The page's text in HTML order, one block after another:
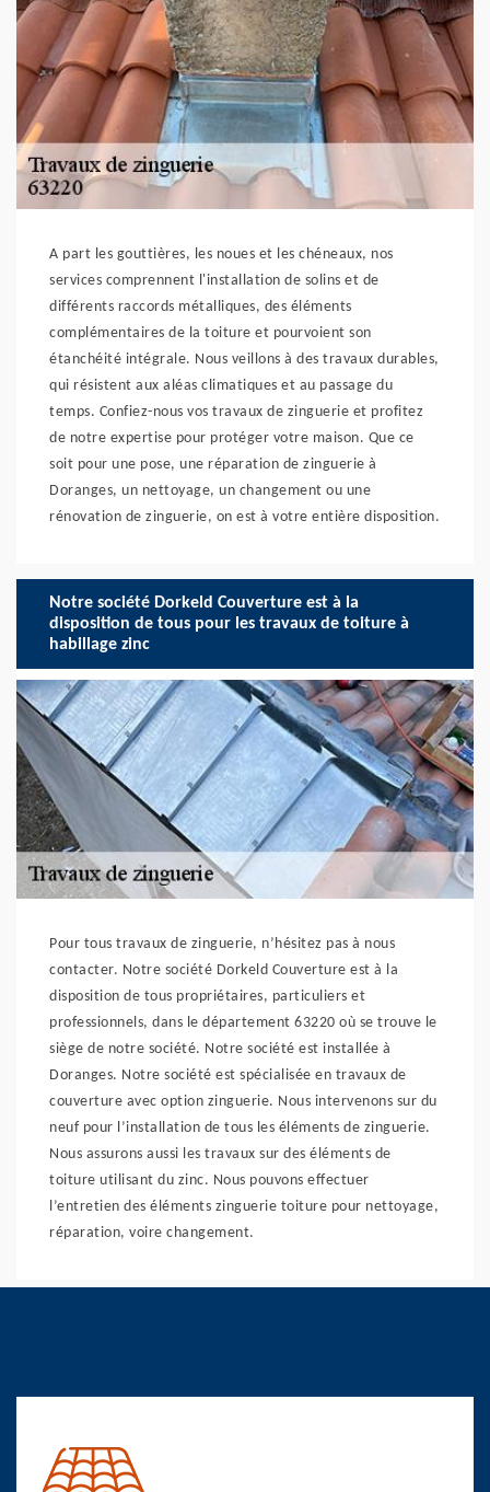
A part les gouttières, les noues et les chéneaux, nos
services comprennent l'installation de solins et de
différents raccords métalliques, des éléments
complémentaires de la toiture et pourvoient son
étanchéité intégrale. Nous veillons à des travaux durables,
qui résistent aux aléas climatiques et au passage du
temps. Confiez-nous vos travaux de zinguerie et profitez
de notre expertise pour protéger votre maison. Que ce
soit pour une pose, une réparation de zinguerie à
Doranges, un nettoyage, un changement ou une
rénovation de zinguerie, on est à votre entière disposition.
Notre société Dorkeld Couverture est à la
disposition de tous pour les travaux de toiture à
habillage zinc
Pour tous travaux de zinguerie, n’hésitez pas à nous
contacter. Notre société Dorkeld Couverture est à la
disposition de tous propriétaires, particuliers et
professionnels, dans le département 63220 où se trouve le
siège de notre société. Notre société est installée à
Doranges. Notre société est spécialisée en travaux de
couverture avec option zinguerie. Nous intervenons sur du
neuf pour l’installation de tous les éléments de zinguerie.
Nous assurons aussi les travaux sur des éléments de
toiture utilisant du zinc. Nous pouvons effectuer
l’entretien des éléments zinguerie toiture pour nettoyage,
réparation, voire changement.